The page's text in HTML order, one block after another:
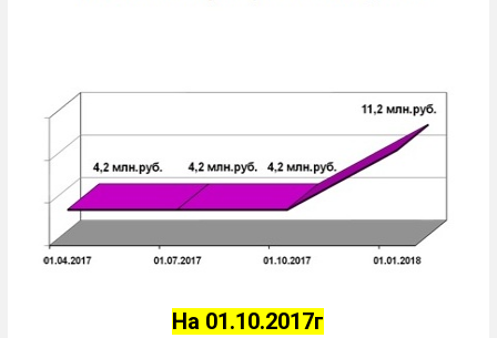
На 01.10.2017г